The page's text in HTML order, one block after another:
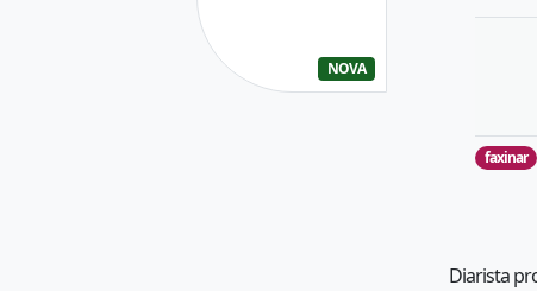
NOVA
faxinar
Diarista